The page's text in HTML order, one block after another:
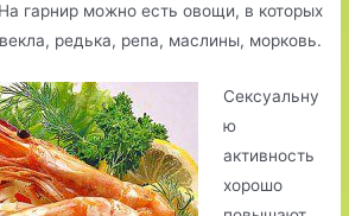
гарнир можно есть овощи, в которых
редька, репа, маслины, морковь.
Сексуальну
ю
активность
хорошо